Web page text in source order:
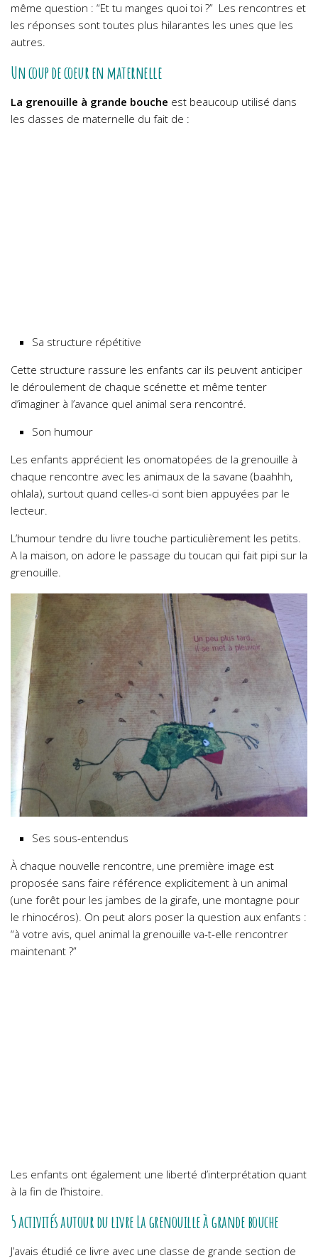
même question : “Et tu manges quoi toi ?” Les rencontres et
les réponses sont toutes plus hilarantes les unes que les
autres.
Un coup de coeur en maternelle
La grenouille à grande bouche est beaucoup utilisé dans
les classes de maternelle du fait de :
Sa structure répétitive
Cette structure rassure les enfants car ils peuvent anticiper
le déroulement de chaque scénette et même tenter
d’imaginer à l’avance quel animal sera rencontré.
Son humour
Les enfants apprécient les onomatopées de la grenouille à
chaque rencontre avec les animaux de la savane (baahhh,
ohlala), surtout quand celles-ci sont bien appuyées par le
lecteur.
L’humour tendre du livre touche particulièrement les petits.
A la maison, on adore le passage du toucan qui fait pipi sur la
grenouille.
Ses sous-entendus
À chaque nouvelle rencontre, une première image est
proposée sans faire référence explicitement à un animal
(une forêt pour les jambes de la girafe, une montagne pour
le rhinocéros). On peut alors poser la question aux enfants :
“à votre avis, quel animal la grenouille va-t-elle rencontrer
maintenant ?”
Les enfants ont également une liberté d’interprétation quant
à la fin de l’histoire.
5 activités autour du livre La grenouille à grande bouche
J’avais étudié ce livre avec une classe de grande section de